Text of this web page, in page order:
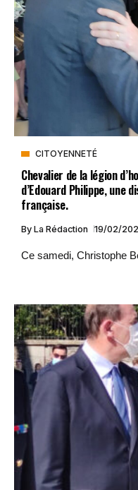
CITOYENNETÉ
Chevalier de la légion
d’Edouard Philippe, une
française.
By La Rédaction 19/02/
Ce samedi, Christophe